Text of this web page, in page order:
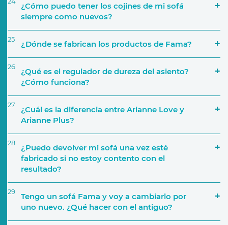
¿Cómo puedo tener los cojines de mi sofá
siempre como nuevos?
25 ¿Dónde se fabrican los productos de Fama?
26
¿Qué es el regulador de dureza del asiento?
¿Cómo funciona?
27
¿Cuál es la diferencia entre Arianne Love y
Arianne Plus?
28
¿Puedo devolver mi sofá una vez esté
fabricado si no estoy contento con el
resultado?
29
Tengo un sofá Fama y voy a cambiarlo por
uno nuevo. ¿Qué hacer con el antiguo?